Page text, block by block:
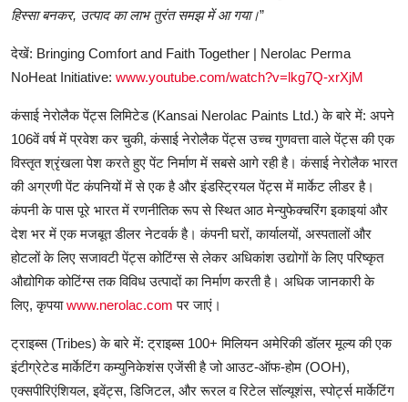
हिस्सा बनकर, उत्पाद का लाभ तुरंत समझ में आ गया।”
देखें: Bringing Comfort and Faith Together | Nerolac Perma
NoHeat Initiative: www.youtube.com/watch?v=lkg7Q-xrXjM
कंसाई नेरोलैक पेंट्स लिमिटेड (Kansai Nerolac Paints Ltd.) के बारे में: अपने
106वें वर्ष में प्रवेश कर चुकी, कंसाई नेरोलैक पेंट्स उच्च गुणवत्ता वाले पेंट्स की एक
विस्तृत श्रृंखला पेश करते हुए पेंट निर्माण में सबसे आगे रही है। कंसाई नेरोलैक भारत
की अग्रणी पेंट कंपनियों में से एक है और इंडस्ट्रियल पेंट्स में मार्केट लीडर है।
कंपनी के पास पूरे भारत में रणनीतिक रूप से स्थित आठ मेन्युफेक्चरिंग इकाइयां और
देश भर में एक मजबूत डीलर नेटवर्क है। कंपनी घरों, कार्यालयों, अस्पतालों और
होटलों के लिए सजावटी पेंट्स कोटिंग्स से लेकर अधिकांश उद्योगों के लिए परिष्कृत
औद्योगिक कोटिंग्स तक विविध उत्पादों का निर्माण करती है। अधिक जानकारी के
लिए, कृपयाwww.nerolac.com पर जाएं।
ट्राइब्स (Tribes) के बारे में: ट्राइब्स 100+ मिलियन अमेरिकी डॉलर मूल्य की एक
इंटीग्रेटेड मार्केटिंग कम्युनिकेशंस एजेंसी है जो आउट-ऑफ-होम (OOH),
एक्सपीरिएंशियल, इवेंट्स, डिजिटल, और रूरल व रिटेल सॉल्यूशंस, स्पोर्ट्स मार्केटिंग